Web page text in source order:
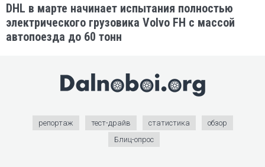
DHL в марте начинает испытания полностью
электрического грузовика Volvo FH с массой
автопоезда до 60 тонн
репортаж тест-драйв статистика
обзор
Блиц-опрос